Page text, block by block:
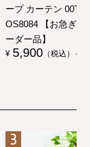
ープ カーテン 00TD
OS8084 【お急ぎオ
ーダー品】
¥ 5,900 （税込）～